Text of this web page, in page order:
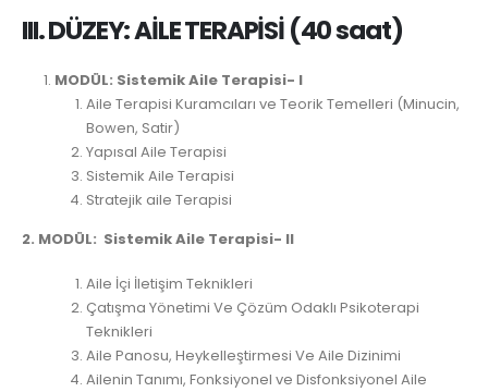
III. DÜZEY: AİLE TERAPİSİ (40 saat)
MODÜL: Sistemik Aile Terapisi- I
Aile Terapisi Kuramcıları ve Teorik Temelleri (Minucin,
Bowen, Satir)
Yapısal Aile Terapisi
Sistemik Aile Terapisi
Stratejik aile Terapisi
2. MODÜL: Sistemik Aile Terapisi- II
Aile İçi İletişim Teknikleri
Çatışma Yönetimi Ve Çözüm Odaklı Psikoterapi
Teknikleri
Aile Panosu, Heykelleştirmesi Ve Aile Dizinimi
Ailenin Tanımı, Fonksiyonel ve Disfonksiyonel Aile